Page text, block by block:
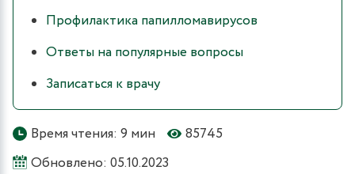
Время чтения: 9 мин
85745
Обновлено: 05.10.2023
Профилактика папилломавирусов
Ответы на популярные вопросы
Записаться к врачу